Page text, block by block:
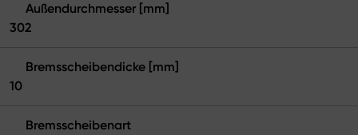
Außendurchmesser [mm]
302
Bremsscheibendicke [mm]
10
Bremsscheibenart